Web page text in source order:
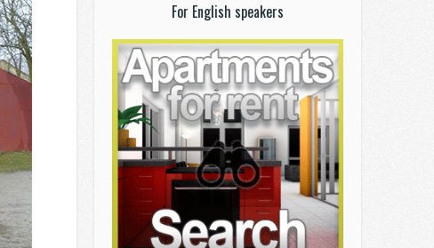
For English speakers